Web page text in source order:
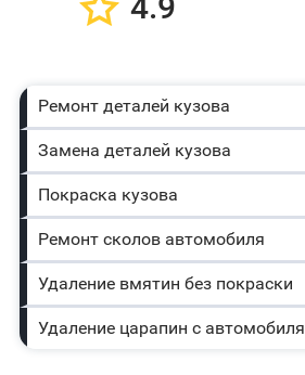
Ремонт деталей кузова
Замена деталей кузова
Покраска кузова
Ремонт сколов автомобиля
Удаление вмятин без покраски
Удаление царапин с автомобиля